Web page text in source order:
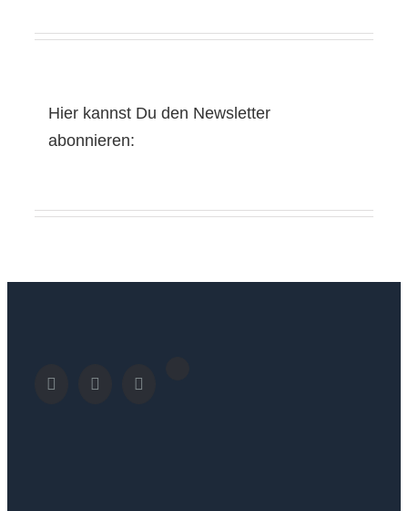
Hier kannst Du den Newsletter
abonnieren: